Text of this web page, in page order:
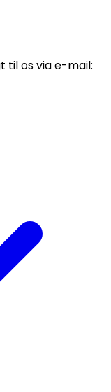
til os via e-mail: